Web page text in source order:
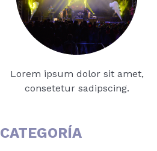
Lorem ipsum dolor sit amet,
consetetur sadipscing.
CATEGORÍA